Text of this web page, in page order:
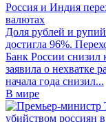
Россия и Индия
валютах
Доля рублей и
достигла 96%.
Банк России снизил
заявила о нехватке
начала года снизил...
В мире